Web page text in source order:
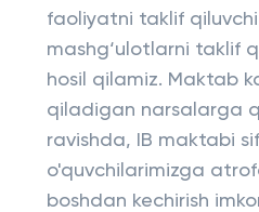
faoliyatni taklif
mashg‘ulotlarni taklif
hosil qilamiz. Maktab
qiladigan narsalarga
ravishda, IB maktabi
o'quvchilarimizga
boshdan kechirish